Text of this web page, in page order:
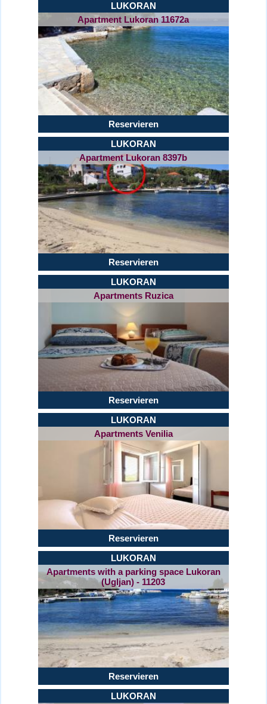
LUKORAN
Apartment Lukoran 11672a
Reservieren
LUKORAN
Apartment Lukoran 8397b
Reservieren
LUKORAN
Apartments Ruzica
Reservieren
LUKORAN
Apartments Venilia
Reservieren
LUKORAN
Apartments with a parking space Lukoran
(Ugljan) - 11203
Reservieren
LUKORAN